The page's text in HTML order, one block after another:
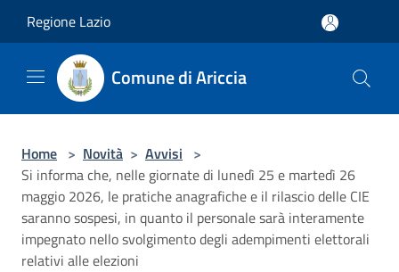
Regione Lazio
Comune di Ariccia
Home > Novità > Avvisi >
Si informa che, nelle giornate di lunedì 25 e martedì 26
maggio 2026, le pratiche anagrafiche e il rilascio delle CIE
saranno sospesi, in quanto il personale sarà interamente
impegnato nello svolgimento degli adempimenti elettorali
relativi alle elezioni